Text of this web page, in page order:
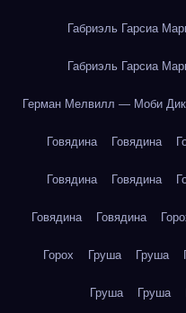
Габриэль Гарсиа
Габриэль Гарсиа
Герман Мелвилл — Моби Дик
Говядина Говядина
Говядина Говядина
Говядина Говядина
Горох Груша Груша
Груша Груша